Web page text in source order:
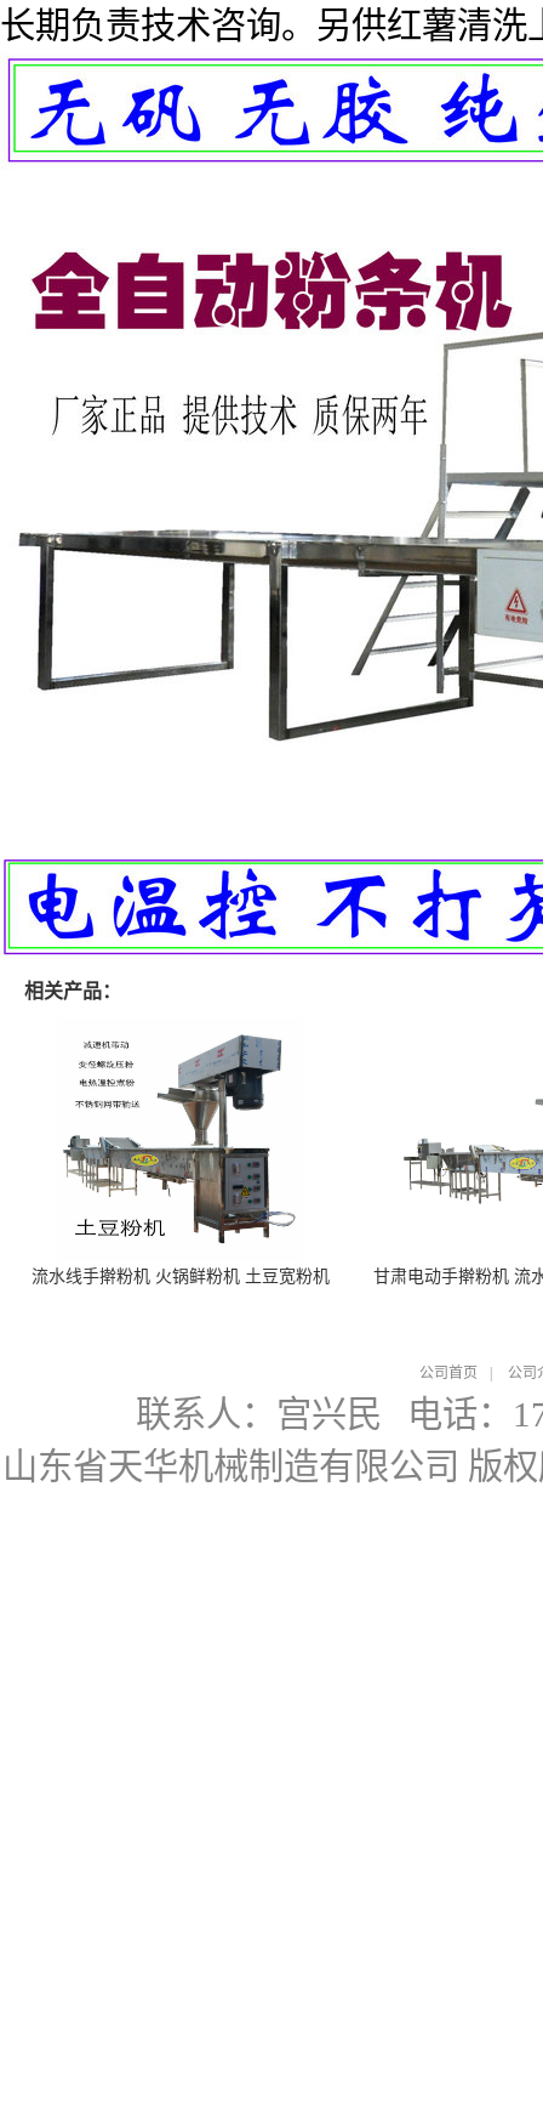
长期负责技术咨询。另供红薯清洗
相关产品：
流水线手擀粉机 火锅鲜粉机 土豆宽粉机 甘肃电动手擀粉机 流
公司首页 公司
联系人：宫兴民 电话：
山东省天华机械制造有限公司 版